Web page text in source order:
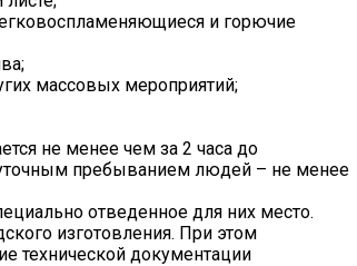
и горючие
массовых мероприятий;
не менее чем за 2 часа до
пребыванием людей – не менее
отведенное для них место.
изготовления. При этом
технической документации